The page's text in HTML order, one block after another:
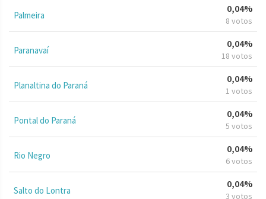
Palmeira
0,04%
8 votos
Paranavaí
0,04%
18 votos
Planaltina do Paraná
0,04%
1 votos
Pontal do Paraná
0,04%
5 votos
Rio Negro
0,04%
6 votos
Salto do Lontra
0,04%
3 votos